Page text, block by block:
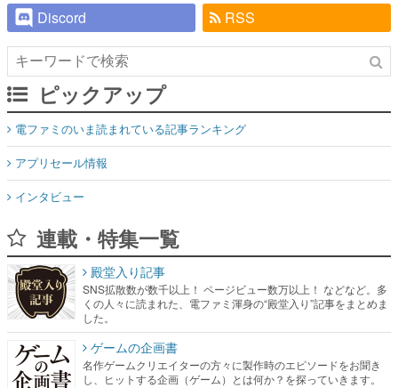
Discord
RSS
ピックアップ
電ファミのいま読まれている記事ランキング
アプリセール情報
インタビュー
連載・特集一覧
殿堂入り記事
SNS拡散数が数千以上！ ページビュー数万以上！ などなど。多
くの人々に読まれた、電ファミ渾身の“殿堂入り”記事をまとめま
した。
ゲームの企画書
名作ゲームクリエイターの方々に製作時のエピソードをお聞き
し、ヒットする企画（ゲーム）とは何か？を探っていきます。